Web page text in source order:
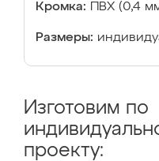
Кромка: ПВХ (0,4
Размеры:
Изготовим по
проекту: